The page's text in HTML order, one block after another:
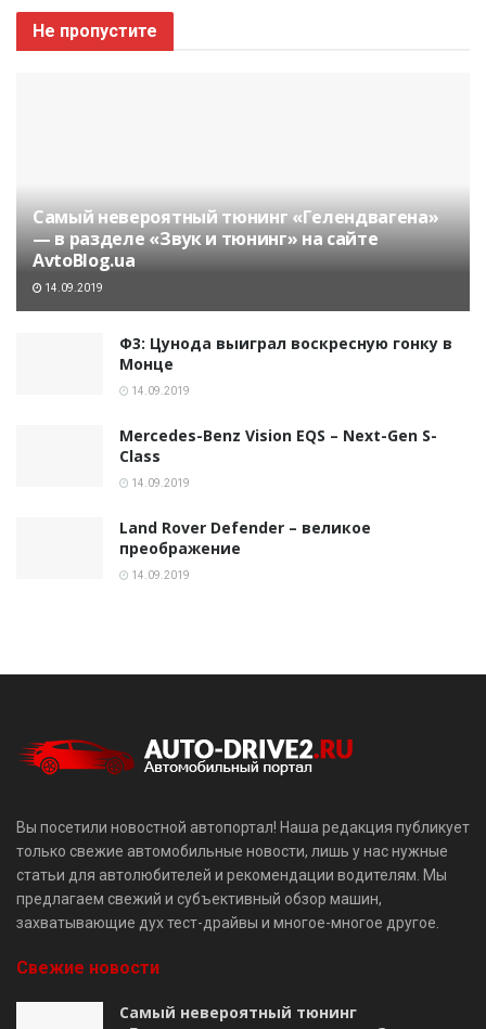
Не пропустите
Самый невероятный тюнинг «Гелендвагена»
— в разделе «Звук и тюнинг» на сайте
AvtoBlog.ua
14.09.2019
Ф3: Цунода выиграл воскресную гонку в
Монце
14.09.2019
Mercedes-Benz Vision EQS – Next-Gen S-
Class
14.09.2019
Land Rover Defender – великое
преображение
14.09.2019
Вы посетили новостной автопортал! Наша редакция публикует
только свежие автомобильные новости, лишь у нас нужные
статьи для автолюбителей и рекомендации водителям. Мы
предлагаем свежий и субъективный обзор машин,
захватывающие дух тест-драйвы и многое-многое другое.
Свежие новости
Самый невероятный тюнинг